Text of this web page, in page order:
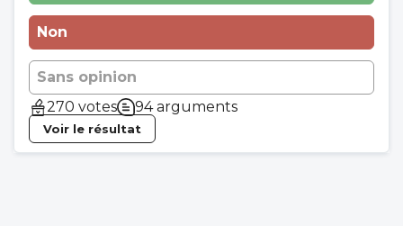
Non
Sans opinion
270 votes
94 arguments
Voir le résultat